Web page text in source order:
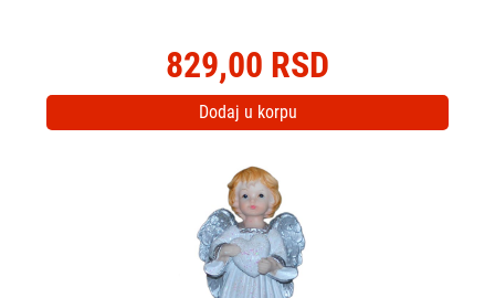
829,00 RSD
Dodaj u korpu